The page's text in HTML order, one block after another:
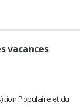
vacances
tion Populaire et du